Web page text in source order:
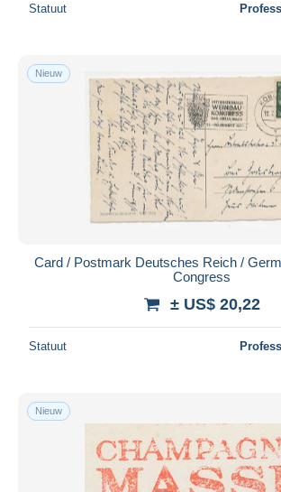
Statuut
Nieuw
Card / Postmark Deutsches Reich /
Congress
± US$ 20,22
Statuut
Nieuw